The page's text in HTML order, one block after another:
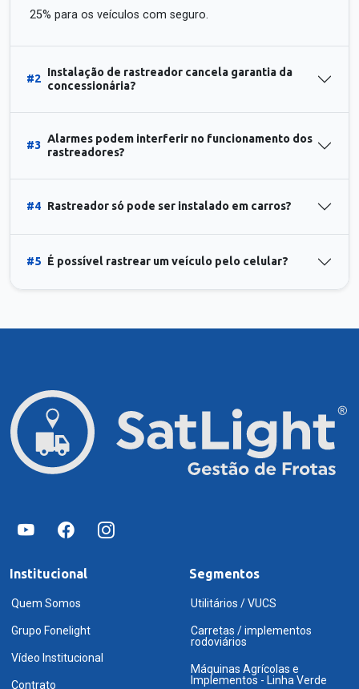
25% para os veículos com seguro.
#2
Instalação de rastreador cancela garantia da
concessionária?
#3
Alarmes podem interferir no funcionamento dos
rastreadores?
#4 Rastreador só pode ser instalado em carros?
#5 É possível rastrear um veículo pelo celular?
Institucional
Quem Somos
Grupo Fonelight
Vídeo Institucional
Contrato
Segmentos
Utilitários / VUCS
Carretas / implementos
rodoviários
Máquinas Agrícolas e
Implementos - Linha Verde